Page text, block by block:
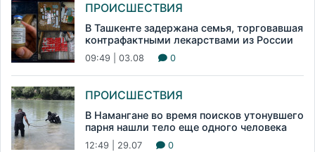
ПРОИСШЕСТВИЯ
В Ташкенте задержана семья, торговавшая
контрафактными лекарствами из России
09:49 | 03.08 0
ПРОИСШЕСТВИЯ
В Намангане во время поисков утонувшего
парня нашли тело еще одного человека
12:49 | 29.07 0